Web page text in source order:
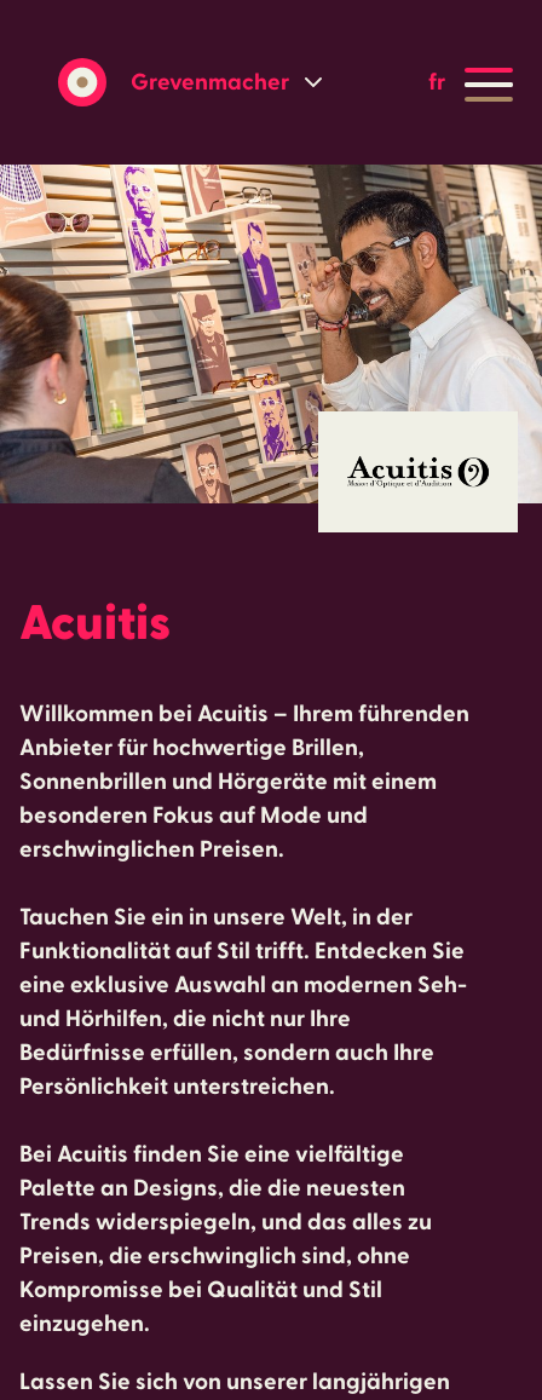
Grevenmacher
Wasserbillig
fr
Acuitis
Willkommen bei Acuitis – Ihrem führenden
Anbieter für hochwertige Brillen,
Sonnenbrillen und Hörgeräte mit einem
besonderen Fokus auf Mode und
erschwinglichen Preisen.
Tauchen Sie ein in unsere Welt, in der
Funktionalität auf Stil trifft. Entdecken Sie
eine exklusive Auswahl an modernen Seh-
und Hörhilfen, die nicht nur Ihre
Bedürfnisse erfüllen, sondern auch Ihre
Persönlichkeit unterstreichen.
Bei Acuitis finden Sie eine vielfältige
Palette an Designs, die die neuesten
Trends widerspiegeln, und das alles zu
Preisen, die erschwinglich sind, ohne
Kompromisse bei Qualität und Stil
einzugehen.
Lassen Sie sich von unserer langjährigen